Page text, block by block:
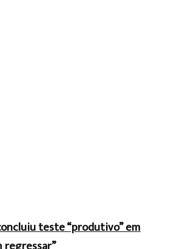
teste “produtivo” em